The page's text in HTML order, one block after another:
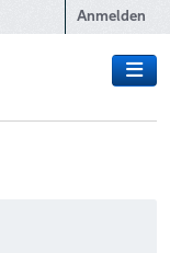
Anmelden